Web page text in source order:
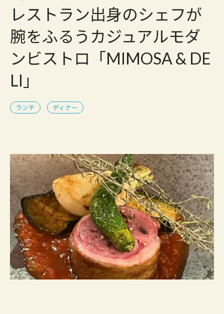
レストラン出身のシェフが
腕をふるうカジュアルモダ
ンビストロ「MIMOSA & DE
LI」
ランチ ディナー